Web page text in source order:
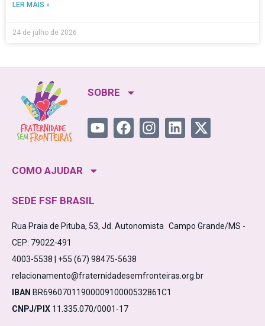
LER MAIS »
24 de julho de 2026
SOBRE
COMO AJUDAR
SEDE FSF BRASIL
Rua Praia de Pituba, 53, Jd. Autonomista Campo Grande/MS -
CEP: 79022-491
4003-5538 | +55 (67) 98475-5638
relacionamento@fraternidadesemfronteiras.org.br
IBAN BR6960701190000910000532861C1
CNPJ/PIX 11.335.070/0001-17